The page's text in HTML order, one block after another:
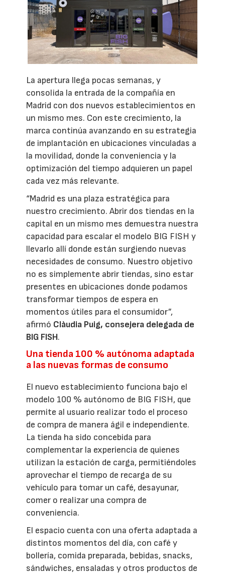
La apertura llega pocas semanas, y
consolida la entrada de la compañía en
Madrid con dos nuevos establecimientos en
un mismo mes. Con este crecimiento, la
marca continúa avanzando en su estrategia
de implantación en ubicaciones vinculadas a
la movilidad, donde la conveniencia y la
optimización del tiempo adquieren un papel
cada vez más relevante.
“Madrid es una plaza estratégica para
nuestro crecimiento. Abrir dos tiendas en la
capital en un mismo mes demuestra nuestra
capacidad para escalar el modelo BIG FISH y
llevarlo allí donde están surgiendo nuevas
necesidades de consumo. Nuestro objetivo
no es simplemente abrir tiendas, sino estar
presentes en ubicaciones donde podamos
transformar tiempos de espera en
momentos útiles para el consumidor”,
afirmó Clàudia Puig, consejera delegada de
BIG FISH.
Una tienda 100 % autónoma adaptada
a las nuevas formas de consumo
El nuevo establecimiento funciona bajo el
modelo 100 % autónomo de BIG FISH, que
permite al usuario realizar todo el proceso
de compra de manera ágil e independiente.
La tienda ha sido concebida para
complementar la experiencia de quienes
utilizan la estación de carga, permitiéndoles
aprovechar el tiempo de recarga de su
vehículo para tomar un café, desayunar,
comer o realizar una compra de
conveniencia.
El espacio cuenta con una oferta adaptada a
distintos momentos del día, con café y
bollería, comida preparada, bebidas, snacks,
sándwiches, ensaladas y otros productos de